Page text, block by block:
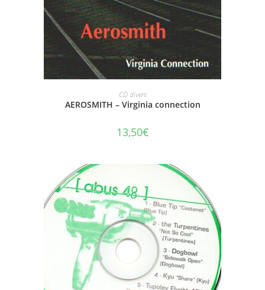
AJOUTER AU PANIER
CD divers
AEROSMITH – Virginia connection
13,50€